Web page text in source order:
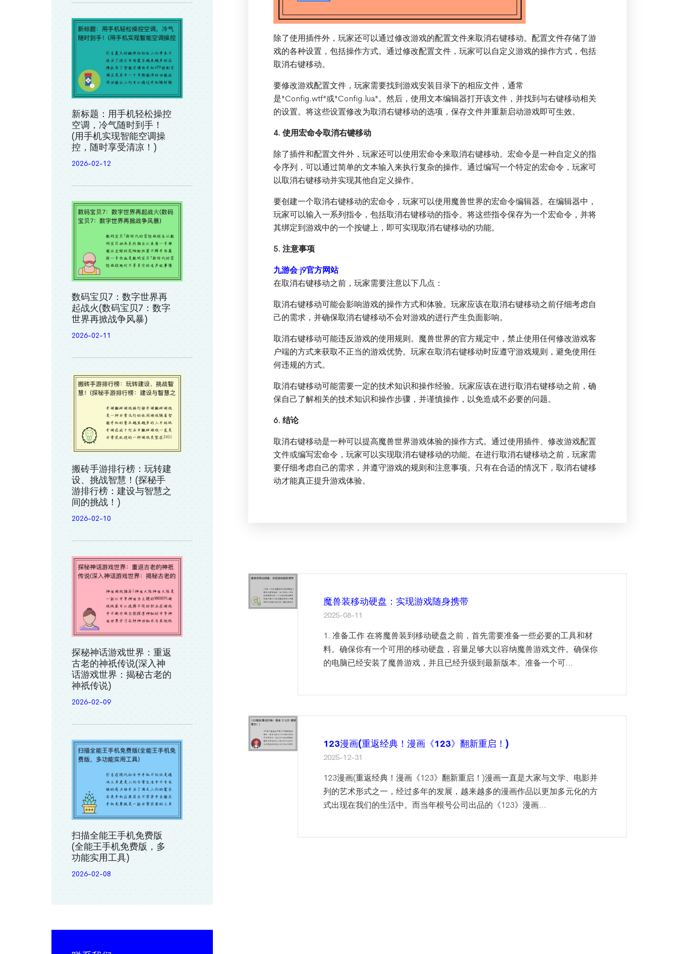
除了使用插件外，玩家还可以通过修改游戏的配置文件来取消右键移动。配置文件存储了游
戏的各种设置，包括操作方式。通过修改配置文件，玩家可以自定义游戏的操作方式，包括
取消右键移动。
要修改游戏配置文件，玩家需要找到游戏安装目录下的相应文件，通常
是"Config.wtf"或"Config.lua"。然后，使用文本编辑器打开该文件，并找到与右键移动相关
的设置。将这些设置修改为取消右键移动的选项，保存文件并重新启动游戏即可生效。
4. 使用宏命令取消右键移动
除了插件和配置文件外，玩家还可以使用宏命令来取消右键移动。宏命令是一种自定义的指
令序列，可以通过简单的文本输入来执行复杂的操作。通过编写一个特定的宏命令，玩家可
以取消右键移动并实现其他自定义操作。
要创建一个取消右键移动的宏命令，玩家可以使用魔兽世界的宏命令编辑器。在编辑器中，
玩家可以输入一系列指令，包括取消右键移动的指令。将这些指令保存为一个宏命令，并将
其绑定到游戏中的一个按键上，即可实现取消右键移动的功能。
5. 注意事项
九游会·j9官方网站
在取消右键移动之前，玩家需要注意以下几点：
取消右键移动可能会影响游戏的操作方式和体验。玩家应该在取消右键移动之前仔细考虑自
己的需求，并确保取消右键移动不会对游戏的进行产生负面影响。
取消右键移动可能违反游戏的使用规则。魔兽世界的官方规定中，禁止使用任何修改游戏客
户端的方式来获取不正当的游戏优势。玩家在取消右键移动时应遵守游戏规则，避免使用任
何违规的方式。
取消右键移动可能需要一定的技术知识和操作经验。玩家应该在进行取消右键移动之前，确
保自己了解相关的技术知识和操作步骤，并谨慎操作，以免造成不必要的问题。
6. 结论
取消右键移动是一种可以提高魔兽世界游戏体验的操作方式。通过使用插件、修改游戏配置
文件或编写宏命令，玩家可以实现取消右键移动的功能。在进行取消右键移动之前，玩家需
要仔细考虑自己的需求，并遵守游戏的规则和注意事项。只有在合适的情况下，取消右键移
动才能真正提升游戏体验。
魔兽装移动硬盘：实现游戏随身携带
2025-08-11
1. 准备工作 在将魔兽装到移动硬盘之前，首先需要准备一些必要的工具和材
料。确保你有一个可用的移动硬盘，容量足够大以容纳魔兽游戏文件。确保你
的电脑已经安装了魔兽游戏，并且已经升级到最新版本。准备一个可...
123漫画(重返经典！漫画《123》翻新重启！)
2025-12-31
123漫画(重返经典！漫画《123》翻新重启！)漫画一直是大家与文学、电影并
列的艺术形式之一，经过多年的发展，越来越多的漫画作品以更加多元化的方
式出现在我们的生活中。而当年根号公司出品的《123》漫画...
新标题：用手机轻松操控
空调，冷气随时到手！
(用手机实现智能空调操
控，随时享受清凉！)
2026-02-12
数码宝贝7：数字世界再
起战火(数码宝贝7：数字
世界再掀战争风暴)
2026-02-11
搬砖手游排行榜：玩转建
设、挑战智慧！(探秘手
游排行榜：建设与智慧之
间的挑战！)
2026-02-10
探秘神话游戏世界：重返
古老的神祇传说(深入神
话游戏世界：揭秘古老的
神祇传说)
2026-02-09
扫描全能王手机免费版
(全能王手机免费版，多
功能实用工具)
2026-02-08